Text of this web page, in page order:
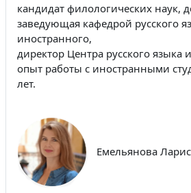
кандидат филологических наук,
заведующая кафедрой русского
иностранного,
директор Центра русского языка
опыт работы с иностранными
лет.
Емельянова